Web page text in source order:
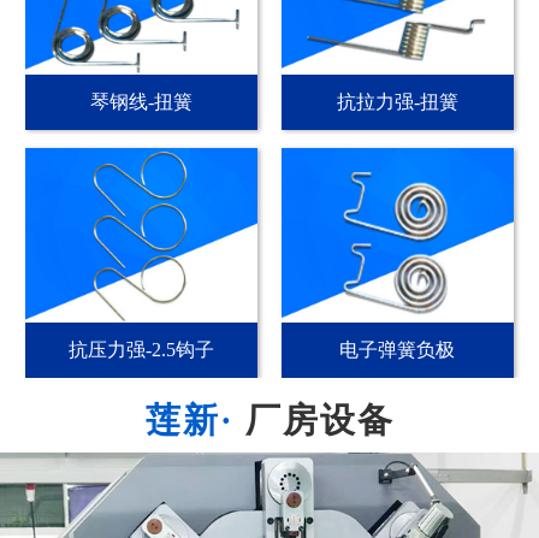
琴钢线-扭簧 抗拉力强-扭簧
抗压力强-2.5钩子 电子弹簧负极
厂房设备